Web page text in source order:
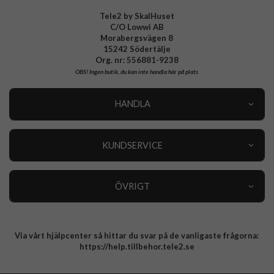
Tele2 by SkalHuset
C/O Lowwi AB
Morabergsvägen 8
15242 Södertälje
Org. nr: 556881-9238
OBS!Ingen butik, du kan inte handla här på plats
HANDLA
KUNDSERVICE
ÖVRIGT
Integritetspolicy
Via vårt hjälpcenter så hittar du svar på de vanligaste frågorna:
https://help.tillbehor.tele2.se